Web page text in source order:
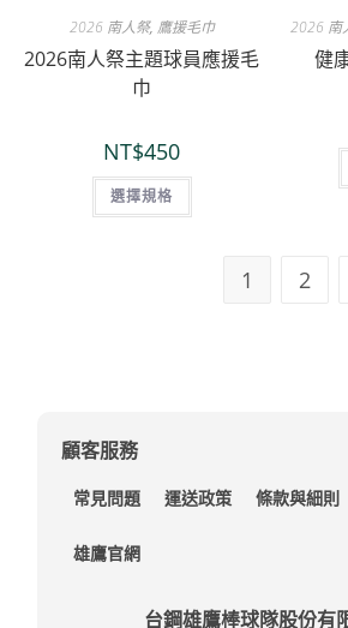
2026 南人祭, 鷹援毛巾
2026南人祭主題球員應援毛
巾
NT$450
選擇規格
2026 南
健
1 2
顧客服務
常見問題 運送政策 條款與細則
雄鷹官網
台鋼雄鷹棒球隊股份有